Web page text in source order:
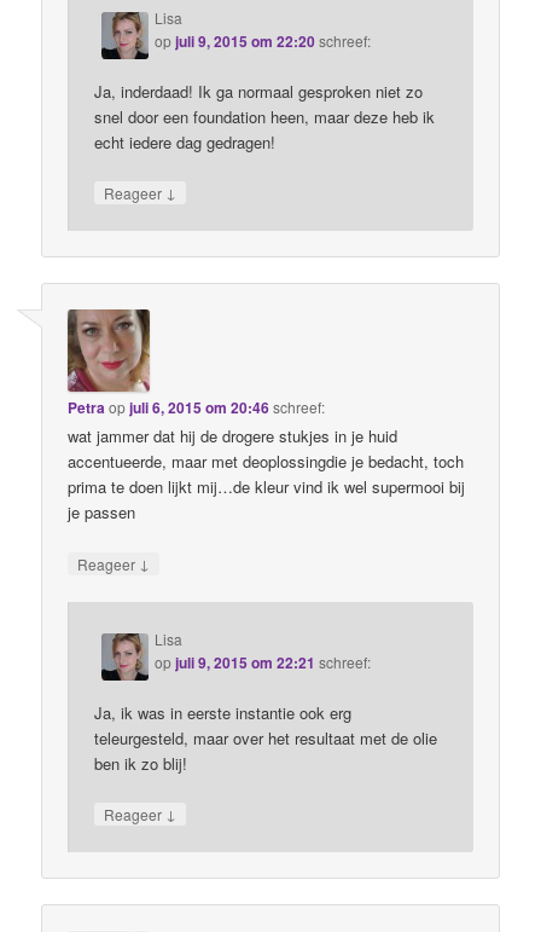
Lisa
opjuli 9, 2015 om 22:20schreef:
Ja, inderdaad! Ik ga normaal gesproken niet zo
snel door een foundation heen, maar deze heb ik
echt iedere dag gedragen!
Reageer ↓
Petraopjuli 6, 2015 om 20:46schreef:
wat jammer dat hij de drogere stukjes in je huid
accentueerde, maar met deoplossingdie je bedacht, toch
prima te doen lijkt mij…de kleur vind ik wel supermooi bij
je passen
Reageer ↓
Lisa
opjuli 9, 2015 om 22:21 schreef:
Ja, ik was in eerste instantie ook erg
teleurgesteld, maar over het resultaat met de olie
ben ik zo blij!
Reageer ↓